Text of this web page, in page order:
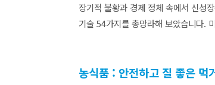
장기적 불황과 경제 정체 속에서 신성
기술 54가지를 총망라해 보았습니다.
농식품 : 안전하고 질 좋은 먹